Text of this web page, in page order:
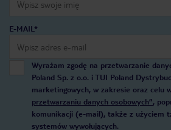
E-MAIL*
Wyrażam zgodę na przetwarzanie
Poland Sp. z o.o. i TUI Poland
marketingowych, w zakresie oraz celu
przetwarzaniu danych osobowych”,
komunikacji (e-mail), także z użyciem
systemów wywołujących.